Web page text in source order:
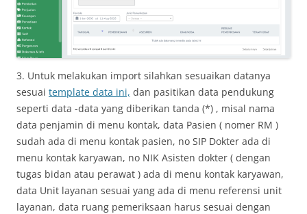
3. Untuk melakukan import silahkan sesuaikan datanya
sesuai template data ini, dan pasitikan data pendukung
seperti data -data yang diberikan tanda (*) , misal nama
data penjamin di menu kontak, data Pasien ( nomer RM )
sudah ada di menu kontak pasien, no SIP Dokter ada di
menu kontak karyawan, no NIK Asisten dokter ( dengan
tugas bidan atau perawat ) ada di menu kontak karyawan,
data Unit layanan sesuai yang ada di menu referensi unit
layanan, data ruang pemeriksaan harus sesuai dengan